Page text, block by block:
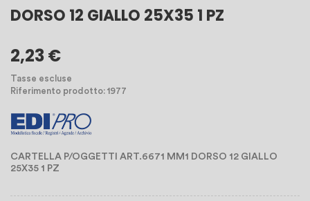
DORSO 12 GIALLO 25X35 1 PZ
2,23 €
Tasse escluse
Riferimento prodotto: 1977
CARTELLA P/OGGETTI ART.6671 MM1 DORSO 12 GIALLO
25X35 1 PZ